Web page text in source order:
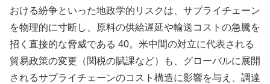
おける紛争といった地政学的リスクは、サプライチェーン
を物理的に寸断し、原料の供給遅延や輸送コストの急騰を
招く直接的な脅威である 40。米中間の対立に代表される
貿易政策の変更（関税の賦課など）も、グローバルに展開
されるサプライチェーンのコスト構造に影響を与え、調達